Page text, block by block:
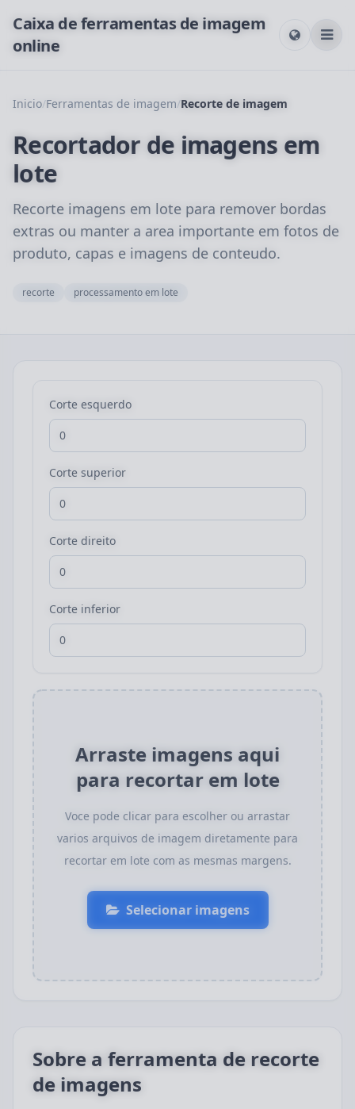
Caixa de ferramentas de imagem
online
Inicio/Ferramentas de imagem/Recorte de imagem
Recortador de imagens em
lote
Recorte imagens em lote para remover bordas
extras ou manter a area importante em fotos de
produto, capas e imagens de conteudo.
recorte processamento em lote
Corte esquerdo
Corte superior
Corte direito
Corte inferior
Arraste imagens aqui
para recortar em lote
Voce pode clicar para escolher ou arrastar
varios arquivos de imagem diretamente para
recortar em lote com as mesmas margens.
Selecionar imagens
Sobre a ferramenta de recorte
de imagens